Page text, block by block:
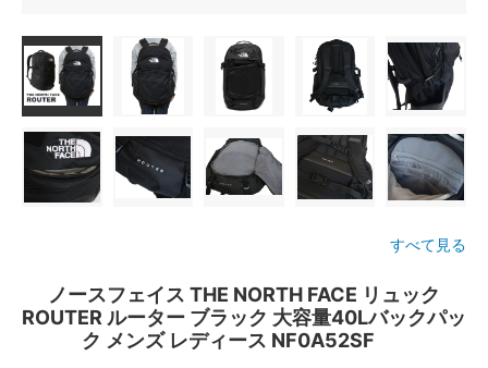
すべて見る
ノースフェイス THE NORTH FACE リュック
ROUTER ルーター ブラック 大容量40Lバックパッ
ク メンズ レディース NF0A52SF